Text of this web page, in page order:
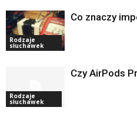
Rodzaje
słuchawek
Co znaczy
Rodzaje
słuchawek
Czy AirPods